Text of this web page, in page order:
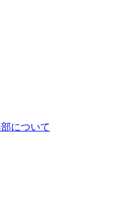
について